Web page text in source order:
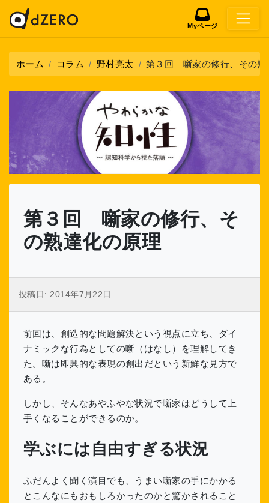
Myページ
ホーム コラム 野村亮太 第３回 噺家の修行、その熟
第３回 噺家の修行、そ
の熟達化の原理
投稿日:2014年7月22日
前回は、創造的な問題解決という視点に立ち、ダイ
ナミックな行為としての噺（はなし）を理解してき
た。噺は即興的な表現の創出だという新鮮な見方で
ある。
しかし、そんなあやふやな状況で噺家はどうして上
手くなることができるのか。
学ぶには自由すぎる状況
ふだんよく聞く演目でも、うまい噺家の手にかかる
とこんなにもおもしろかったのかと驚かされること